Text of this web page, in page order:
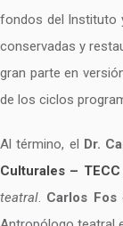
fondos del Instituto
conservadas y
gran parte en
de los ciclos
Al término, el Dr.
Culturales – TECC
teatral. Carlos Fos